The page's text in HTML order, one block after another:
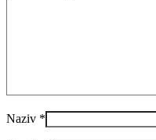
Naziv *